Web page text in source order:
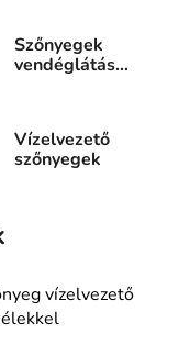
Szőnyegek
vendéglátás
Vízelvezető
szőnyegek
vízelvezető